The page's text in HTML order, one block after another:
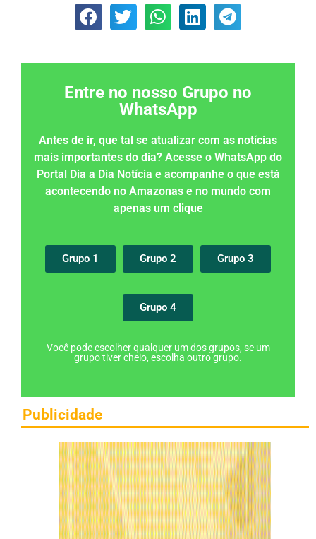
Entre no nosso Grupo no
WhatsApp
Antes de ir, que tal se atualizar com as notícias
mais importantes do dia? Acesse o WhatsApp do
Portal Dia a Dia Notícia e acompanhe o que está
acontecendo no Amazonas e no mundo com
apenas um clique
Grupo 1 Grupo 2 Grupo 3
Grupo 4
Você pode escolher qualquer um dos grupos, se um
grupo tiver cheio, escolha outro grupo.
Publicidade